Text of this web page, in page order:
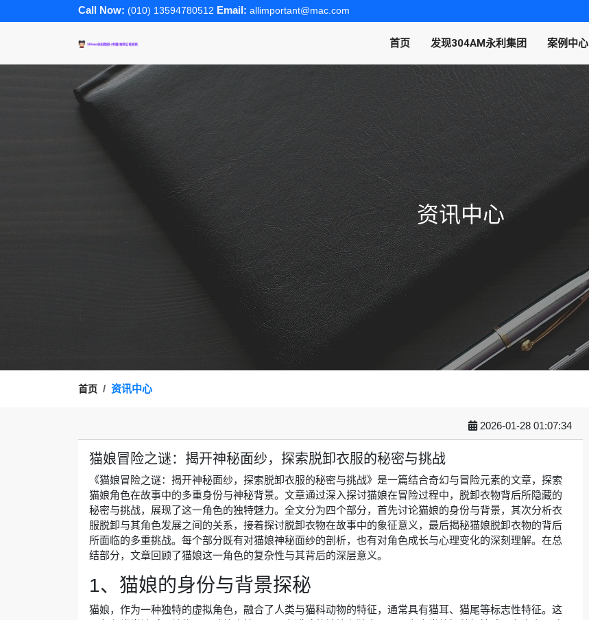
Call Now: (010) 13594780512 Email: allimportant@mac.com
首页 发现304AM永利集团 案例中心
资讯中心
首页 资讯中心
2026-01-28 01:07:34
猫娘冒险之谜：揭开神秘面纱，探索脱卸衣服的秘密与挑战
《猫娘冒险之谜：揭开神秘面纱，探索脱卸衣服的秘密与挑战》是一篇结合奇幻与冒险元素的文章，探索
猫娘角色在故事中的多重身份与神秘背景。文章通过深入探讨猫娘在冒险过程中，脱卸衣物背后所隐藏的
秘密与挑战，展现了这一角色的独特魅力。全文分为四个部分，首先讨论猫娘的身份与背景，其次分析衣
服脱卸与其角色发展之间的关系，接着探讨脱卸衣物在故事中的象征意义，最后揭秘猫娘脱卸衣物的背后
所面临的多重挑战。每个部分既有对猫娘神秘面纱的剖析，也有对角色成长与心理变化的深刻理解。在总
结部分，文章回顾了猫娘这一角色的复杂性与其背后的深层意义。
1、猫娘的身份与背景探秘
猫娘，作为一种独特的虚拟角色，融合了人类与猫科动物的特征，通常具有猫耳、猫尾等标志性特征。这